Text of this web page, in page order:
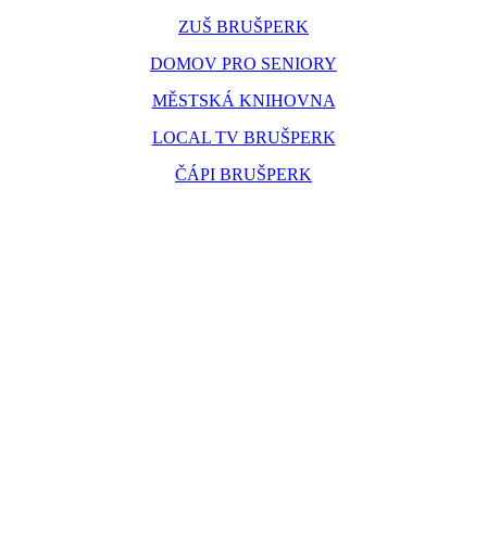
ZUŠ BRUŠPERK
DOMOV PRO SENIORY
MĚSTSKÁ KNIHOVNA
LOCAL TV BRUŠPERK
ČÁPI BRUŠPERK